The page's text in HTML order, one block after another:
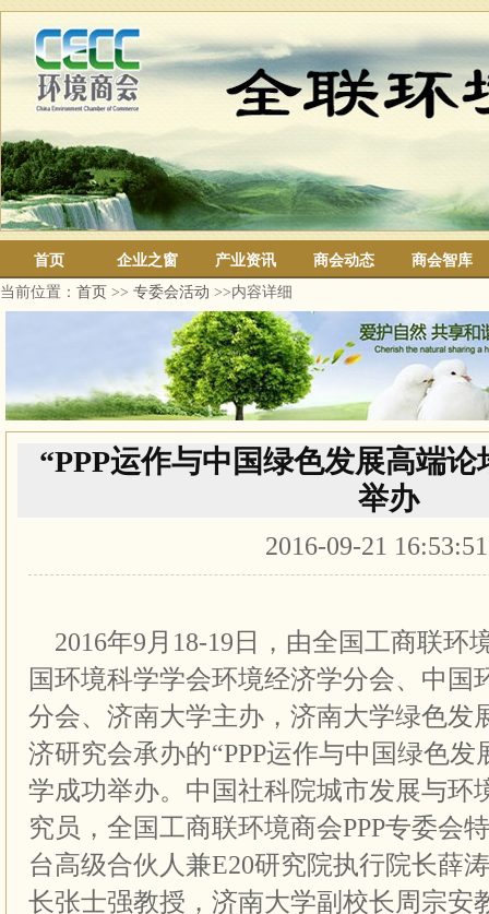
首页 企业之窗 产业资讯 商会动态
商会智库
当前位置： 首页 >> 专委会活动 >>内容详细
“PPP运作与中国绿色发展高端
举办
2016-09-21
2016年9月18-19日，由全国工商联环
国环境科学学会环境经济学分会、中国
分会、济南大学主办，济南大学绿色发
济研究会承办的“PPP运作与中国绿色
学成功举办。中国社科院城市发展与环
究员，全国工商联环境商会PPP专委会
台高级合伙人兼E20研究院执行院长薛
长张士强教授，济南大学副校长周宗安